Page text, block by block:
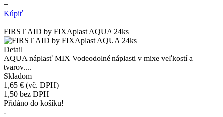
+
Kúpiť
FIRST AID by FIXAplast AQUA 24ks
Detail
AQUA náplasť MIX Vodeodolné náplasti v mixe veľkostí a
tvarov....
Skladom
1,65 € (vč. DPH)
1,50 bez DPH
Přidáno do košíku!
-